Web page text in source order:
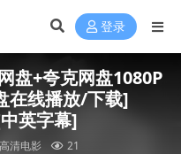
登录
盘+夸克网盘1080P
在线播放/下载]
英字幕]
高清电影 21